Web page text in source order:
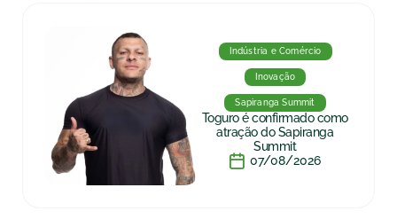
Indústria e Comércio
Inovação
Sapiranga Summit
Toguro é confirmado como
atração do Sapiranga
Summit
07/08/2026